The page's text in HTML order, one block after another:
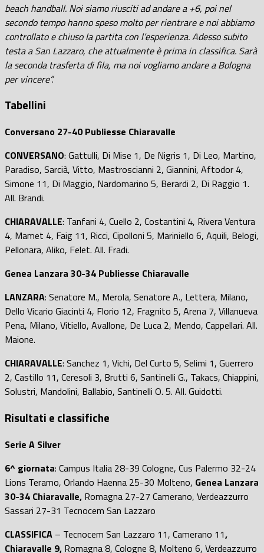
beach handball. Noi siamo riusciti ad andare a +6, poi nel
secondo tempo hanno speso molto per rientrare e noi abbiamo
controllato e chiuso la partita con l’esperienza. Adesso subito
testa a San Lazzaro, che attualmente è prima in classifica. Sarà
la seconda trasferta di fila, ma noi vogliamo andare a Bologna
per vincere”.
Tabellini
Conversano 27-40 Publiesse Chiaravalle
CONVERSANO: Gattulli, Di Mise 1, De Nigris 1, Di Leo, Martino,
Paradiso, Sarcià, Vitto, Mastroscianni 2, Giannini, Aftodor 4,
Simone 11, Di Maggio, Nardomarino 5, Berardi 2, Di Raggio 1.
All. Brandi.
CHIARAVALLE: Tanfani 4, Cuello 2, Costantini 4, Rivera Ventura
4, Mamet 4, Faig 11, Ricci, Cipolloni 5, Mariniello 6, Aquili, Belogi,
Pellonara, Aliko, Felet. All. Fradi.
Genea Lanzara 30-34 Publiesse Chiaravalle
LANZARA: Senatore M., Merola, Senatore A., Lettera, Milano,
Dello Vicario Giacinti 4, Florio 12, Fragnito 5, Arena 7, Villanueva
Pena, Milano, Vitiello, Avallone, De Luca 2, Mendo, Cappellari. All.
Maione.
CHIARAVALLE: Sanchez 1, Vichi, Del Curto 5, Selimi 1, Guerrero
2, Castillo 11, Ceresoli 3, Brutti 6, Santinelli G., Takacs, Chiappini,
Solustri, Mandolini, Ballabio, Santinelli O. 5. All. Guidotti.
Risultati e classifiche
Serie A Silver
6^ giornata: Campus Italia 28-39 Cologne, Cus Palermo 32-24
Lions Teramo, Orlando Haenna 25-30 Molteno, Genea Lanzara
30-34 Chiaravalle, Romagna 27-27 Camerano, Verdeazzurro
Sassari 27-31 Tecnocem San Lazzaro
CLASSIFICA – Tecnocem San Lazzaro 11, Camerano 11,
Chiaravalle 9, Romagna 8, Cologne 8, Molteno 6, Verdeazzurro